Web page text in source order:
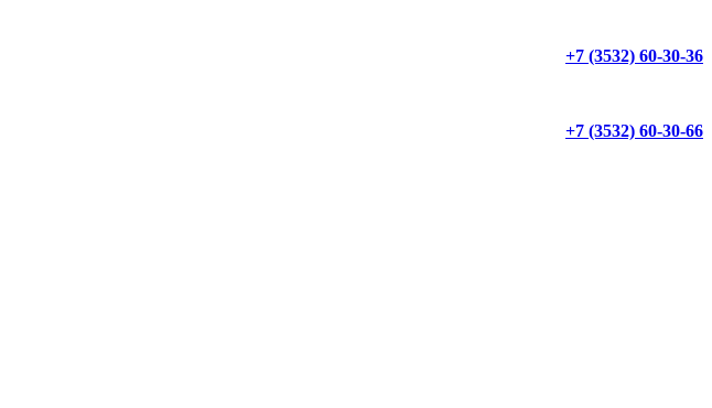
+7 (3532) 60-30-36
+7 (3532) 60-30-66